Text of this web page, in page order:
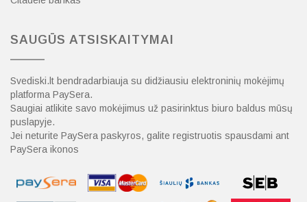
SAUGŪS ATSISKAITYMAI
Svediski.lt bendradarbiauja su didžiausiu elektroninių mokėjimų
platforma PaySera.
Saugiai atlikite savo mokėjimus už pasirinktus biuro baldus mūsų
puslapyje.
Jei neturite PaySera paskyros, galite registruotis spausdami ant
PaySera ikonos